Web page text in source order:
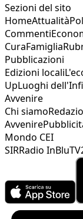
Sezioni del sito
HomeAttualità
Commenti
CuraFamiglia
Pubblicazioni
Edizioni locali
UpLuoghi
Avvenire
Chi siamo
Avvenire
Mondo CEI
SIRRadio InBlu